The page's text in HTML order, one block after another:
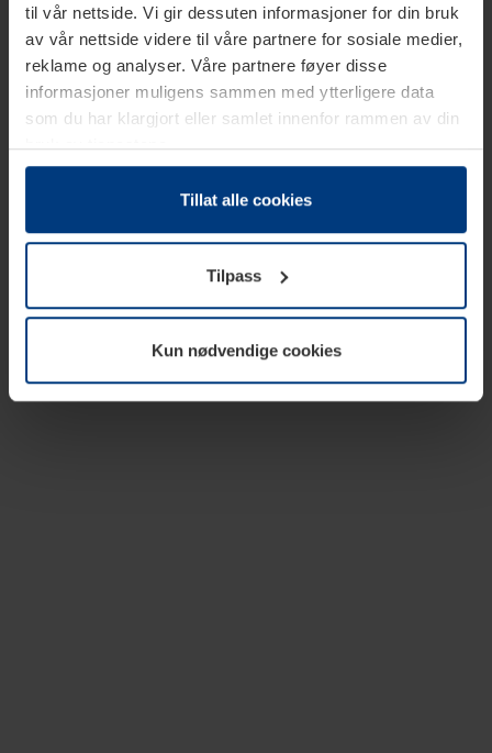
til vår nettside. Vi gir dessuten informasjoner for din bruk
av vår nettside videre til våre partnere for sosiale medier,
reklame og analyser. Våre partnere føyer disse
informasjoner muligens sammen med ytterligere data
som du har klargjort eller samlet innenfor rammen av din
bruk av tjenestene.
Etter loven kan vi lagre informasjonskapsler på din
datamaskin, hvis disse er absolutt nødvendig for drift av
trenger vi din tillatelse. Du kan når som helst endre eller
tilbakekalle ditt samtykke i forklaringen av
informasjonskapselen på sidenPersonvernerklæringpå
Tillat alle cookies
Tilpass
Kun nødvendige cookies